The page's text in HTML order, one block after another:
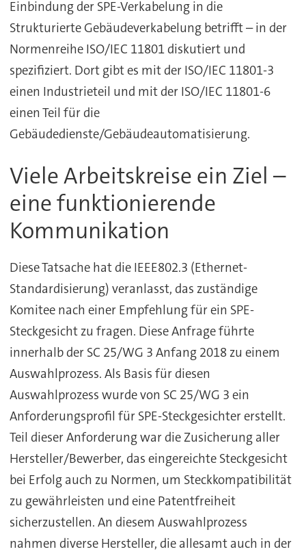
Einbindung der SPE-Verkabelung in die
Strukturierte Gebäudeverkabelung betrifft – in der
Normenreihe ISO/IEC 11801 diskutiert und
spezifiziert. Dort gibt es mit der ISO/IEC 11801-3
einen Industrieteil und mit der ISO/IEC 11801-6
einen Teil für die
Gebäudedienste/Gebäudeautomatisierung.
Viele Arbeitskreise ein Ziel –
eine funktionierende
Kommunikation
Diese Tatsache hat die IEEE802.3 (Ethernet-
Standardisierung) veranlasst, das zuständige
Komitee nach einer Empfehlung für ein SPE-
Steckgesicht zu fragen. Diese Anfrage führte
innerhalb der SC 25/WG 3 Anfang 2018 zu einem
Auswahlprozess. Als Basis für diesen
Auswahlprozess wurde von SC 25/WG 3 ein
Anforderungsprofil für SPE-Steckgesichter erstellt.
Teil dieser Anforderung war die Zusicherung aller
Hersteller/Bewerber, das eingereichte Steckgesicht
bei Erfolg auch zu Normen, um Steckkompatibilität
zu gewährleisten und eine Patentfreiheit
sicherzustellen. An diesem Auswahlprozess
nahmen diverse Hersteller, die allesamt auch in der